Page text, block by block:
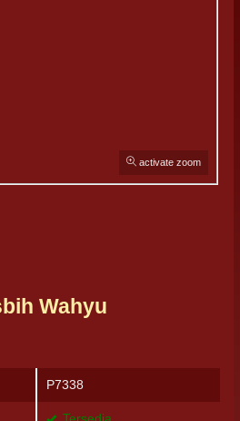
activate zoom
Wahyu
P7338